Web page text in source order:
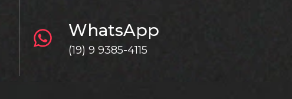
WhatsApp
(19) 9 9385-4115